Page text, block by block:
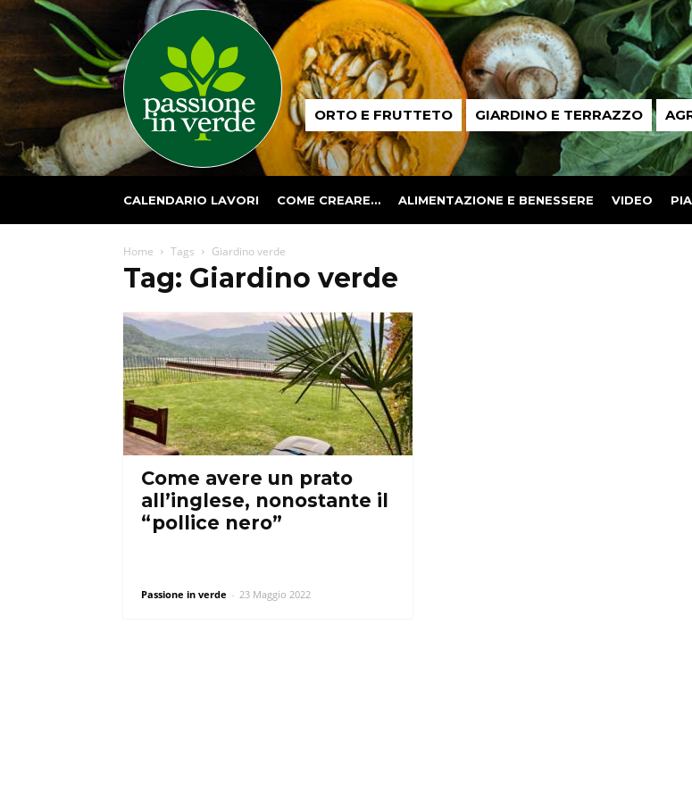
Passione
in ORTO E FRUTTETO GIARDINO E TERRAZZO
CALENDARIO LAVORI COME CREARE… ALIMENTAZIONE E BENESSERE VIDEO
Home Tags Giardino verde
Tag: Giardino verde
Come avere un prato
all’inglese, nonostante il
“pollice nero”
Passione in verde - 23 Maggio 2022